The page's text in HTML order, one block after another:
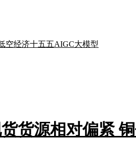
空经济十五五AIGC大模型
货源相对偏紧